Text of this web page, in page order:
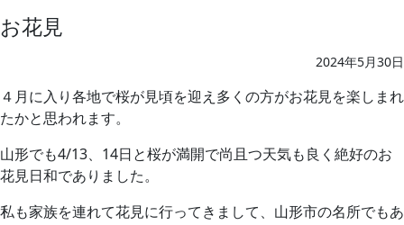
お花見
2024年5月30日
４月に入り各地で桜が見頃を迎え多くの方がお花見を楽しまれ
たかと思われます。
山形でも4/13、14日と桜が満開で尚且つ天気も良く絶好のお
花見日和でありました。
私も家族を連れて花見に行ってきまして、山形市の名所でもあ